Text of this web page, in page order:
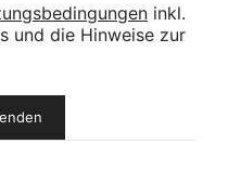
inkl.
s und die Hinweise zur